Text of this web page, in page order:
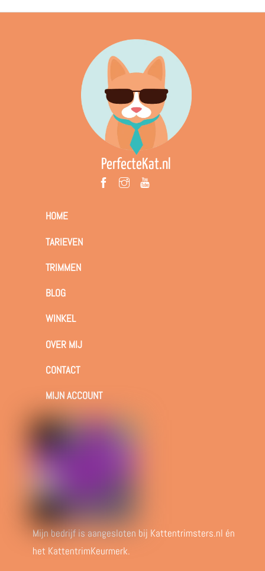
PerfecteKat.nl
HOME
TARIEVEN
TRIMMEN
BLOG
WINKEL
OVER MIJ
CONTACT
MIJN ACCOUNT
Mijn bedrijf is aangesloten bij Kattentrimsters.nl én
het KattentrimKeurmerk.